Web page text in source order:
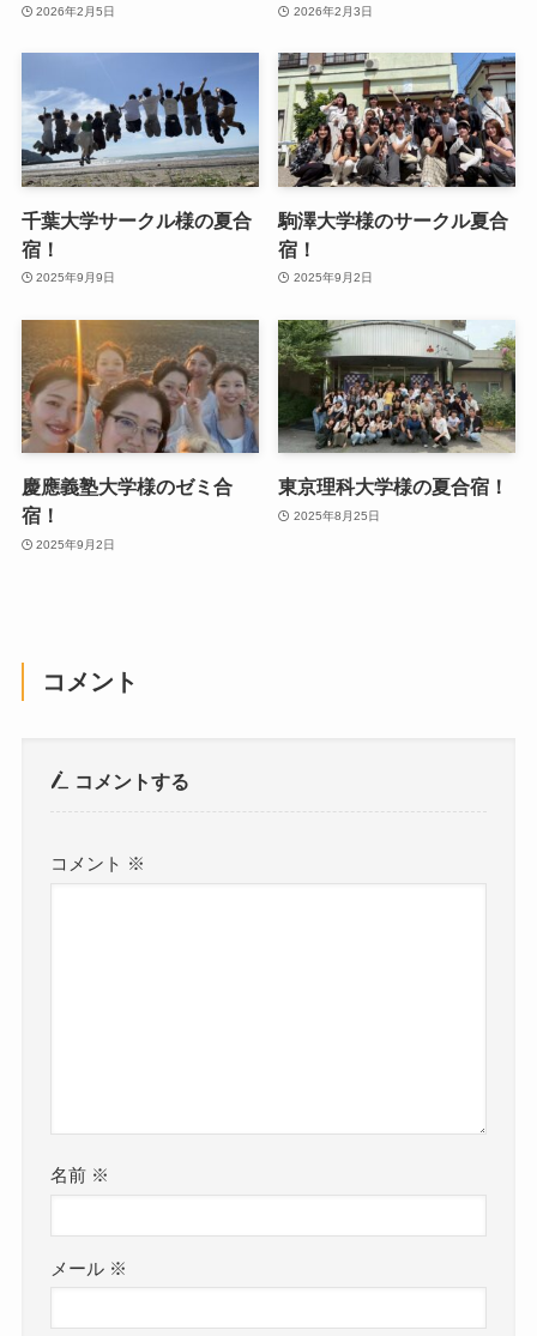
2026年2月5日 2026年2月3日
千葉大学サークル様の夏合
宿！
2025年9月9日
駒澤大学様のサークル夏合
宿！
2025年9月2日
慶應義塾大学様のゼミ合
宿！
2025年9月2日
東京理科大学様の夏合宿！
2025年8月25日
コメント
コメントする
コメント ※
名前 ※
メール ※